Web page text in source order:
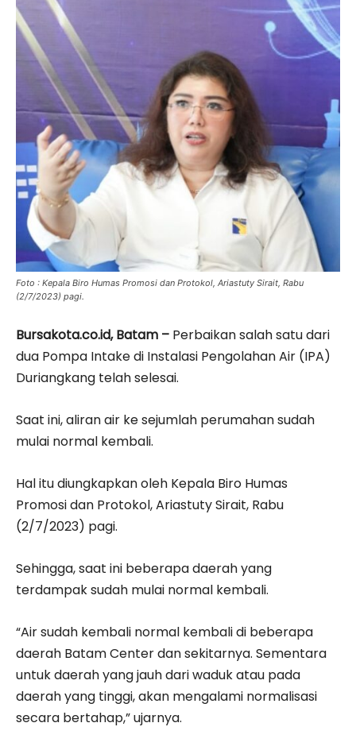
Foto : Kepala Biro Humas Promosi dan Protokol, Ariastuty Sirait, Rabu
(2/7/2023) pagi.
Bursakota.co.id, Batam – Perbaikan salah satu dari
dua Pompa Intake di Instalasi Pengolahan Air (IPA)
Duriangkang telah selesai.
Saat ini, aliran air ke sejumlah perumahan sudah
mulai normal kembali.
Hal itu diungkapkan oleh Kepala Biro Humas
Promosi dan Protokol, Ariastuty Sirait, Rabu
(2/7/2023) pagi.
Sehingga, saat ini beberapa daerah yang
terdampak sudah mulai normal kembali.
“Air sudah kembali normal kembali di beberapa
daerah Batam Center dan sekitarnya. Sementara
untuk daerah yang jauh dari waduk atau pada
daerah yang tinggi, akan mengalami normalisasi
secara bertahap,” ujarnya.